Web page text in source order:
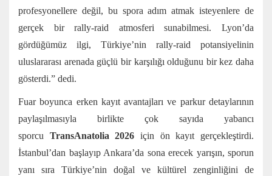
profesyonellere değil, bu spora adım atmak isteyenlere de
gerçek bir rally-raid atmosferi sunabilmesi. Lyon’da
gördüğümüz ilgi, Türkiye’nin rally-raid potansiyelinin
uluslararası arenada güçlü bir karşılığı olduğunu bir kez daha
gösterdi.” dedi.
Fuar boyunca erken kayıt avantajları ve parkur detaylarının
paylaşılmasıyla birlikte çok sayıda yabancı
sporcu TransAnatolia 2026 için ön kayıt gerçekleştirdi.
İstanbul’dan başlayıp Ankara’da sona erecek yarışın, sporun
yanı sıra Türkiye’nin doğal ve kültürel zenginliğini de